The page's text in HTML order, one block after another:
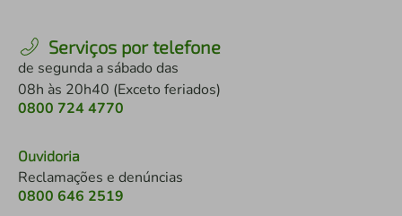
Serviços por telefone
de segunda a sábado das
08h às 20h40 (Exceto feriados)
0800 724 4770
Ouvidoria
Reclamações e denúncias
0800 646 2519